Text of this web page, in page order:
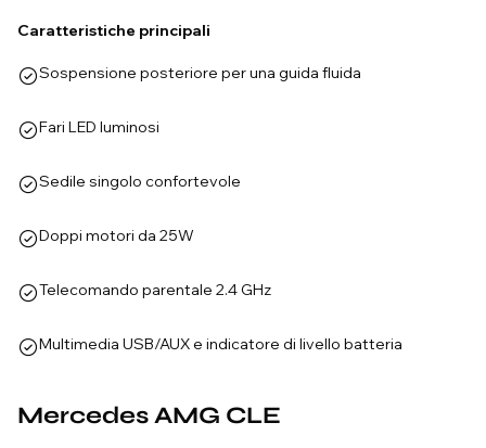
Caratteristiche principali
Sospensione posteriore per una guida fluida
Fari LED luminosi
Sedile singolo confortevole
Doppi motori da 25W
Telecomando parentale 2.4 GHz
Multimedia USB/AUX e indicatore di livello batteria
Mercedes AMG CLE